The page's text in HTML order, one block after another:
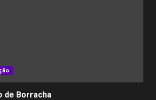
de Borracha